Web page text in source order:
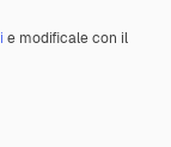
e modificale con il